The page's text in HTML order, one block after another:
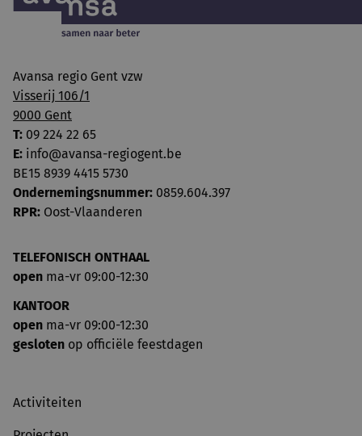
Avansa regio Gent vzw
Visserij 106/1
9000 Gent
T: 09 224 22 65
E: info@avansa-regiogent.be
BE15 8939 4415 5730
Ondernemingsnummer: 0859.604.397
RPR: Oost-Vlaanderen
TELEFONISCH ONTHAAL
open ma-vr 09:00-12:30
KANTOOR
open ma-vr 09:00-12:30
gesloten op officiële feestdagen
Activiteiten